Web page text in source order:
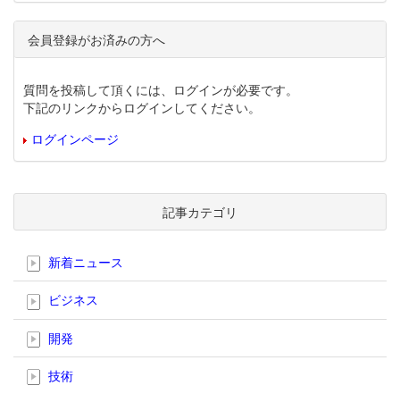
会員登録がお済みの方へ
質問を投稿して頂くには、ログインが必要です。
下記のリンクからログインしてください。
ログインページ
記事カテゴリ
新着ニュース
ビジネス
開発
技術